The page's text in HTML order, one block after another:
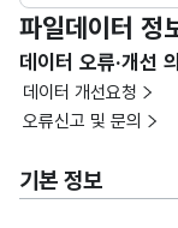
파일데이터 정
데이터 오류·개선
데이터 개선요청
오류신고 및 문의
기본 정보